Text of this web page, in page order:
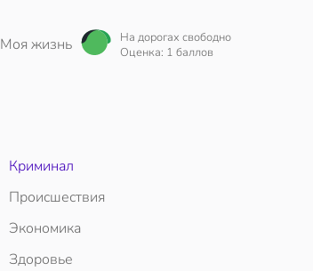
Моя жизнь
На дорогах свободно
Оценка: 1 баллов
Криминал
Происшествия
Экономика
Здоровье